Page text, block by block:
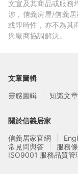
文宣及其商品或服務
涉，信義房屋/信義
或即時性，亦不為其
與廠商協調解決。
文章圖輯
靈感圖輯
知識文章
關於信義居家
信義居家官網
常見問與答
服務
ISO9001 服務品質管